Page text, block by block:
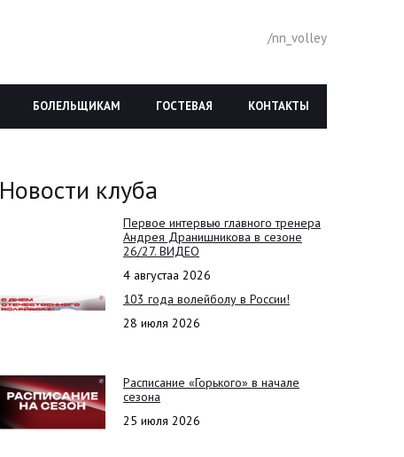
/nn_volley
КОНТАКТЫ
ГОСТЕВАЯ
БОЛЕЛЬЩИКАМ
Новости клуба
Первое интервью главного тренера
Андрея Дранишникова в сезоне
26/27. ВИДЕО
4 августаа 2026
103 года волейболу в России!
28 июля 2026
Расписание «Горького» в начале
сезона
25 июля 2026